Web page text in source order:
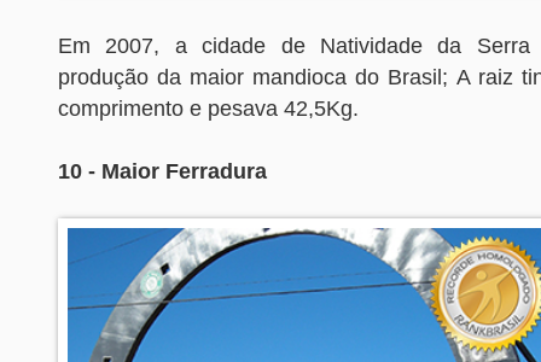
Em 2007, a cidade de Natividade da Serra
produção da maior mandioca do Brasil; A raiz
comprimento e pesava 42,5Kg.
10 - Maior Ferradura